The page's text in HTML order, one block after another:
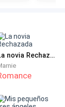
eficiente,
te haré
a mi lado y
verá
va a
La novia Rechazada